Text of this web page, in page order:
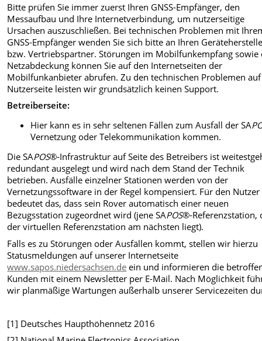
Bitte prüfen Sie immer zuerst Ihren GNSS-Empfänger, den
Messaufbau und Ihre Internetverbindung, um nutzerseitige
Ursachen auszuschließen. Bei technischen Problemen mit
GNSS-Empfänger wenden Sie sich bitte an Ihren
bzw. Vertriebspartner. Störungen im Mobilfunkempfang sowie
Netzabdeckung können Sie auf den Internetseiten der
Mobilfunkanbieter abrufen. Zu den technischen Problemen auf
Nutzerseite leisten wir grundsätzlich keinen Support.
Betreiberseite:
Hier kann es in sehr seltenen Fällen zum Ausfall der SA
Vernetzung oder Telekommunikation kommen.
Die SAPOS®-Infrastruktur auf Seite des Betreibers ist
redundant ausgelegt und wird nach dem Stand der Technik
betrieben. Ausfälle einzelner Stationen werden von der
Vernetzungssoftware in der Regel kompensiert. Für den Nutzer
bedeutet das, dass sein Rover automatisch einer neuen
Bezugsstation zugeordnet wird (jene SAPOS®-Referenzstation,
der virtuellen Referenzstation am nächsten liegt).
Falls es zu Störungen oder Ausfällen kommt, stellen wir hierzu
Statusmeldungen auf unserer Internetseite
www.sapos.niedersachsen.de ein und informieren die
Kunden mit einem Newsletter per E-Mail. Nach Möglichkeit
wir planmäßige Wartungen außerhalb unserer Servicezeiten
[1] Deutsches Haupthöhennetz 2016